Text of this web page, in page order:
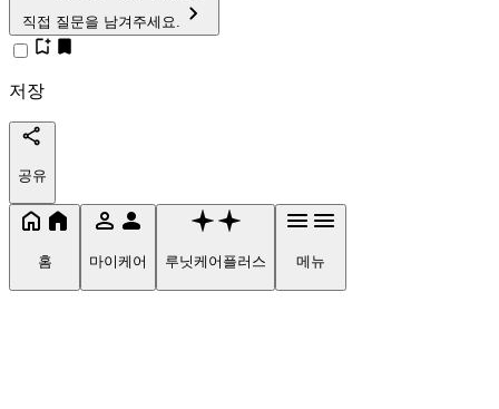
직접 질문을 남겨주세요.
저장
공유
홈 마이케어 루닛케어플러스 메뉴